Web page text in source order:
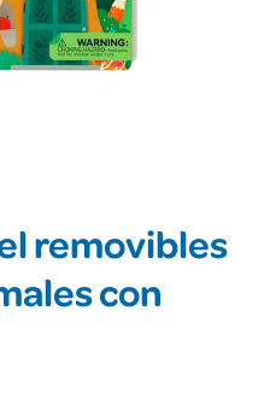
removibles
con